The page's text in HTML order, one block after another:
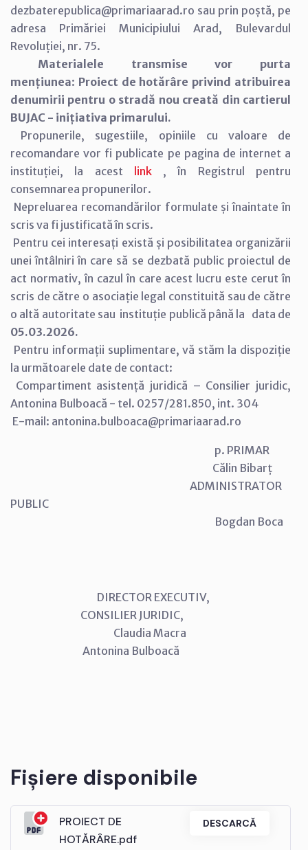
dezbaterepublica@primariaarad.ro sau prin poștă, pe
adresa Primăriei Municipiului Arad, Bulevardul
Revoluției, nr. 75.
Materialele transmise vor purta
mențiunea: Proiect de hotărâre privind atribuirea
denumirii pentru o stradă nou creată din cartierul
BUJAC - inițiativa primarului.
Propunerile, sugestiile, opiniile cu valoare de
recomandare vor fi publicate pe pagina de internet a
instituției, la acest link, în Registrul pentru
consemnarea propunerilor.
Nepreluarea recomandărilor formulate și înaintate în
scris va fi justificată în scris.
Pentru cei interesați există și posibilitatea organizării
unei întâlniri în care să se dezbată public proiectul de
act normativ, în cazul în care acest lucru este cerut în
scris de către o asociație legal constituită sau de către
o altă autoritate sau instituție publică până la data de
05.03.2026.
Pentru informații suplimentare, vă stăm la dispoziție
la următoarele date de contact:
Compartiment asistență juridică – Consilier juridic,
Antonina Bulboacă - tel. 0257/281.850, int. 304
E-mail: antonina.bulboaca@primariaarad.ro
p. PRIMAR
Călin Bibarț
ADMINISTRATOR
PUBLIC
Bogdan Boca
DIRECTOR EXECUTIV,
CONSILIER JURIDIC,
Claudia Macra
Antonina Bulboacă
Fișiere disponibile
PROIECT DE
HOTĂRÂRE.pdf
DESCARCĂ